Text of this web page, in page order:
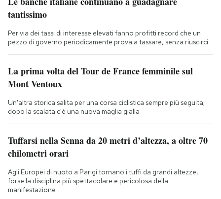
tantissimo
Per via dei tassi di interesse elevati fanno profitti record che un
pezzo di governo periodicamente prova a tassare, senza riuscirci
La prima volta del Tour de France femminile sul
Mont Ventoux
Un'altra storica salita per una corsa ciclistica sempre più seguita;
dopo la scalata c'è una nuova maglia gialla
Tuffarsi nella Senna da 20 metri d’altezza, a oltre 70
chilometri orari
Agli Europei di nuoto a Parigi tornano i tuffi da grandi altezze,
forse la disciplina più spettacolare e pericolosa della
manifestazione